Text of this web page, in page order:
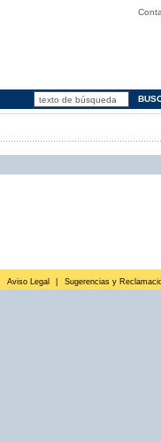
Aviso Legal Sugerencias y